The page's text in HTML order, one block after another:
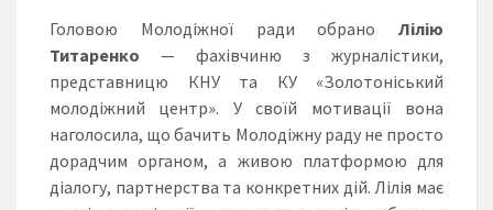
Головою Молодіжної ради обрано Лілію
Титаренко — фахівчиню з журналістики,
представницю КНУ та КУ «Золотоніський
молодіжний центр». У своїй мотивації вона
наголосила, що бачить Молодіжну раду не просто
дорадчим органом, а живою платформою для
діалогу, партнерства та конкретних дій. Лілія має